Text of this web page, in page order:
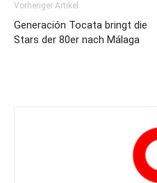
Vorheriger Artikel
Generación Tocata bringt die
Stars der 80er nach Málaga